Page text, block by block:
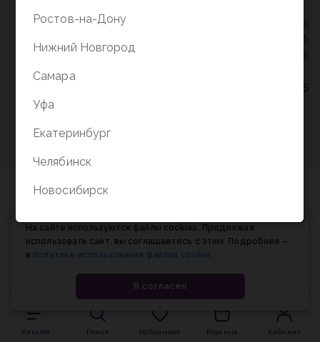
Политика конфиденциальности
СОГЛАСИЕ на
Соглашение об
использовании cookie-файлов
© Планета книги, 1998-2026
Каталог Поиск Избранное Корзина Кабинет
На сайте используются файлы cookies. Продолжая
использовать сайт, вы соглашаетесь с этим. Подробнее –
в политике использования файлов cookie.
Я согласен
Ростов-на-Дону
Нижний Новгород
Самара
Уфа
Екатеринбург
Челябинск
Новосибирск